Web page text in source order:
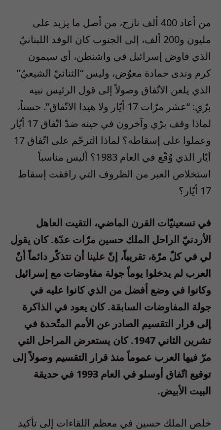
من أعاد 400 ألف نازح، من أصل ما يزيد على
مليون و200 ألف، إلى الجنوب كان الوفد اللبنانيّ
الذي فاوض إسرائيل في واشنطن، أي سيمون
كرم وندى حمادة معوّض، وليس “الثنائيّ الشيعيّ”
الذي يلعن الاتّفاق وصولاً إلى قول الرئيس نبيه
برّي: “عشر مرّات 17 أيّار ولا هيدا الاتّفاق”. حسناً،
لماذا وقف برّي وآخرون في حينه ضدّ اتّفاق 17 أيّار
وعملوا على إسقاطه؟ لماذا الترحّم على اتّفاق 17
أيّار الذي وُقّع في العام 1983؟ أليس مناسباً
استخلاص العبر من الظروف التي رافقت إسقاط
17 أيّار؟
في تسعينيّات القرن الماضي، التقيت العاهل
الأردنيّ الراحل الملك حسين مرّات عدّة. كان يقول
لي في كلّ مرّة، تقريباً، إنّ علينا أن نتذكّر دائماً أنّ
العرب لم يدخلوا يوماً جولة مفاوضات مع إسرائيل
وكانوا في وضع أفضل من الذي كانوا عليه في
جولة المفاوضات السابقة. كان يعود في الذاكرة
إلى قرار التقسيم الصادر عن الأمم المتّحدة في
تشرين الثاني 1947. كان يستعرض المراحل التي
مرّ فيها العرب عموماً منذ قرار التقسيم وصولاً إلى
توقيع اتّفاق أوسلو في العام 1993 في حديقة
البيت الأبيض.
خلص الملك حسين في معظم اللقاءات إلى تأكيد